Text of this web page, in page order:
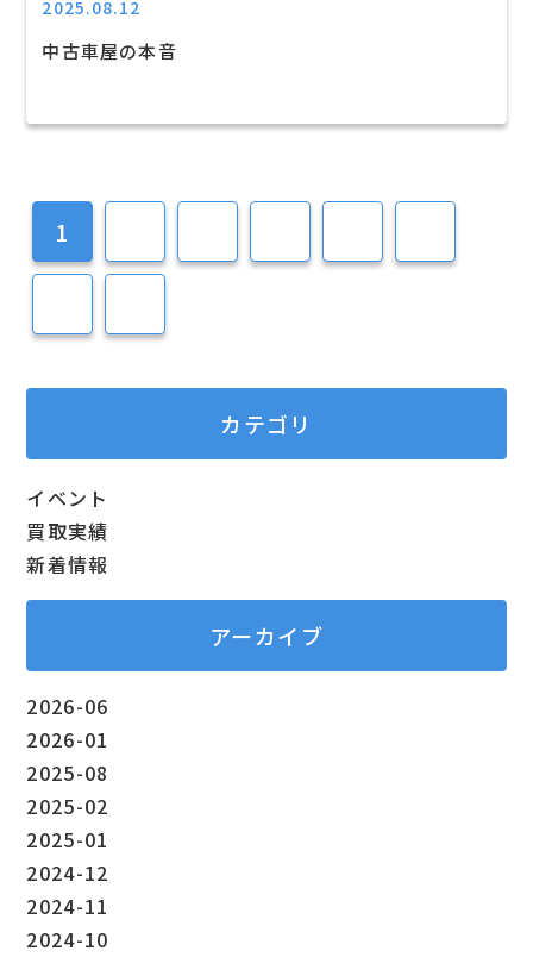
2025.08.12
中古車屋の本音
1
カテゴリ
イベント
買取実績
新着情報
アーカイブ
2026-06
2026-01
2025-08
2025-02
2025-01
2024-12
2024-11
2024-10